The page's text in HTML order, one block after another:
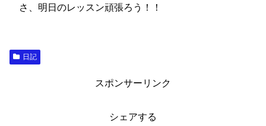
さ、明日のレッスン頑張ろう！！
日記
スポンサーリンク
シェアする